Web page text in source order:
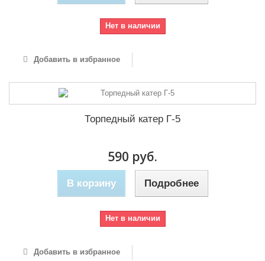
Нет в наличии
Добавить в избранное
Торпедный катер Г-5
590 руб.
В корзину Подробнее
Нет в наличии
Добавить в избранное